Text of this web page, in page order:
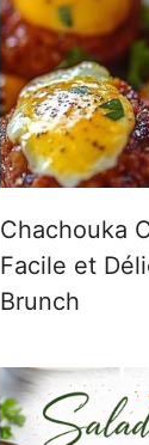
Chachouka
Facile et
Brunch